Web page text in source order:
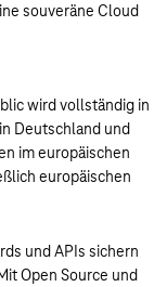
souveräne Cloud
wird vollständig in
Deutschland und
im europäischen
europäischen
und APIs sichern
Open Source und